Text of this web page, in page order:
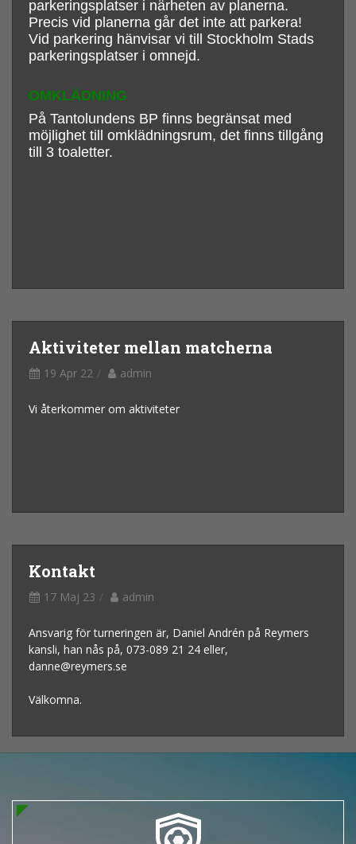
parkeringsplatser i närheten av planerna.
Precis vid planerna går det inte att parkera!
Vid parkering hänvisar vi till Stockholm Stads
parkeringsplatser i omnejd.
OMKLÄDNING
På Tantolundens BP finns begränsat med
möjlighet till omklädningsrum, det finns tillgång
till 3 toaletter.
Aktiviteter mellan matcherna
19 Apr 22 admin
Vi återkommer om aktiviteter
Kontakt
17 Maj 23 admin
Ansvarig för turneringen är, Daniel Andrén på Reymers
kansli, han nås på, 073-089 21 24 eller,
danne@reymers.se
Välkomna.